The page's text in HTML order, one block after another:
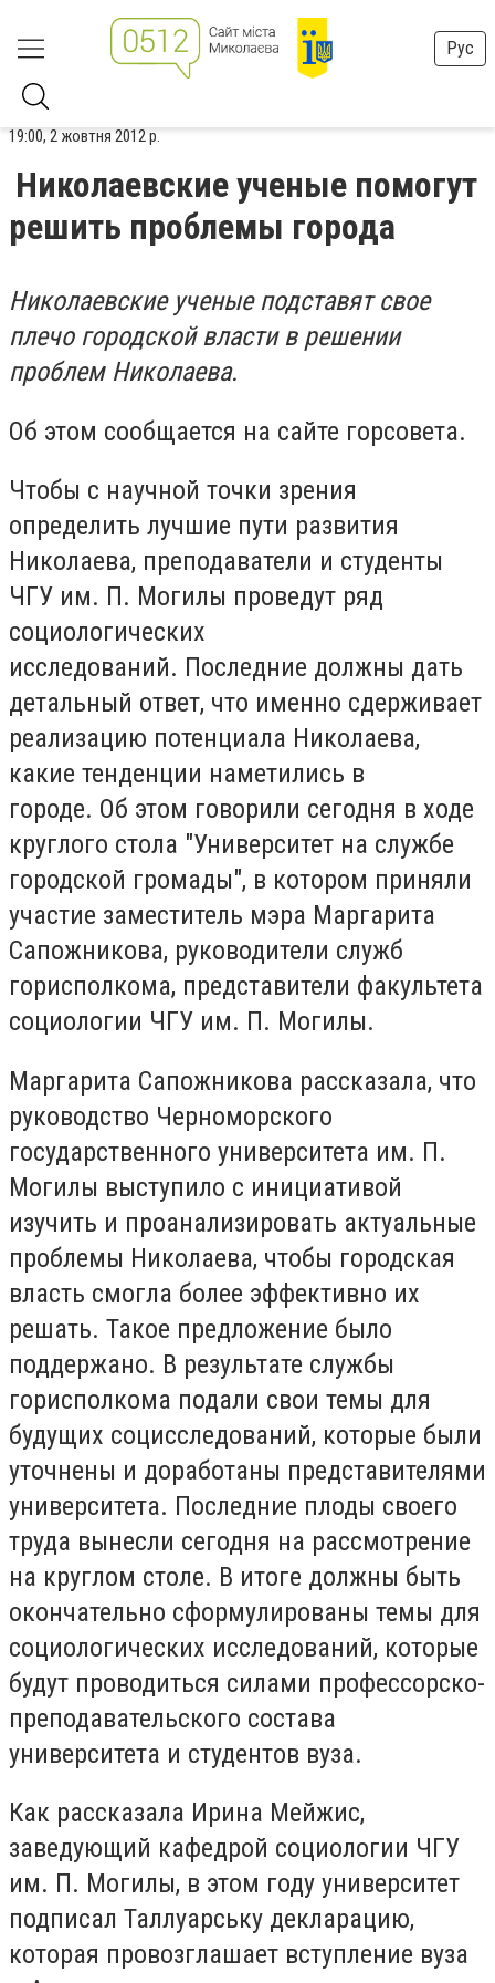
Рус
19:00, 2 жовтня 2012 р.
Николаевские ученые помогут
решить проблемы города
Николаевские ученые подставят свое
плечо городской власти в решении
проблем Николаева.
Об этом сообщается на сайте горсовета.
Чтобы с научной точки зрения
определить лучшие пути развития
Николаева, преподаватели и студенты
ЧГУ им. П. Могилы проведут ряд
социологических
исследований. Последние должны дать
детальный ответ, что именно сдерживает
реализацию потенциала Николаева,
какие тенденции наметились в
городе. Об этом говорили сегодня в ходе
круглого стола "Университет на службе
городской громады", в котором приняли
участие заместитель мэра Маргарита
Сапожникова, руководители служб
горисполкома, представители факультета
социологии ЧГУ им. П. Могилы.
Маргарита Сапожникова рассказала, что
руководство Черноморского
государственного университета им. П.
Могилы выступило с инициативой
изучить и проанализировать актуальные
проблемы Николаева, чтобы городская
власть смогла более эффективно их
решать. Такое предложение было
поддержано. В результате службы
горисполкома подали свои темы для
будущих социсследований, которые были
уточнены и доработаны представителями
университета. Последние плоды своего
труда вынесли сегодня на рассмотрение
на круглом столе. В итоге должны быть
окончательно сформулированы темы для
социологических исследований, которые
будут проводиться силами профессорско-
преподавательского состава
университета и студентов вуза.
Как рассказала Ирина Мейжис,
заведующий кафедрой социологии ЧГУ
им. П. Могилы, в этом году университет
подписал Таллуарську декларацию,
которая провозглашает вступление вуза